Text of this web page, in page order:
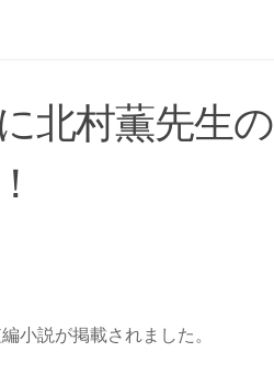
北村薫先生の
小説が掲載されました。